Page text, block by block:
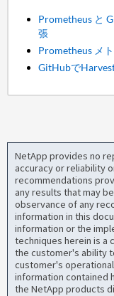
Prometheus と
張
Prometheus メ
GitHubで
NetApp provides no
accuracy or reliability
recommendations
any results that may
observance of any
information in this
information or the
techniques herein is a
the customer's ability
customer's
information contained
the NetApp products